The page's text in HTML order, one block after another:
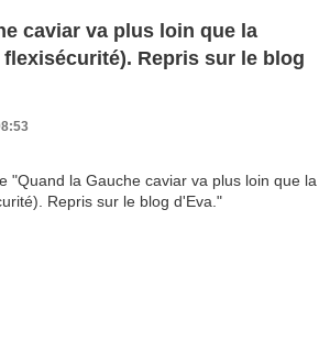
caviar va plus loin que la
flexisécurité). Repris sur le blog